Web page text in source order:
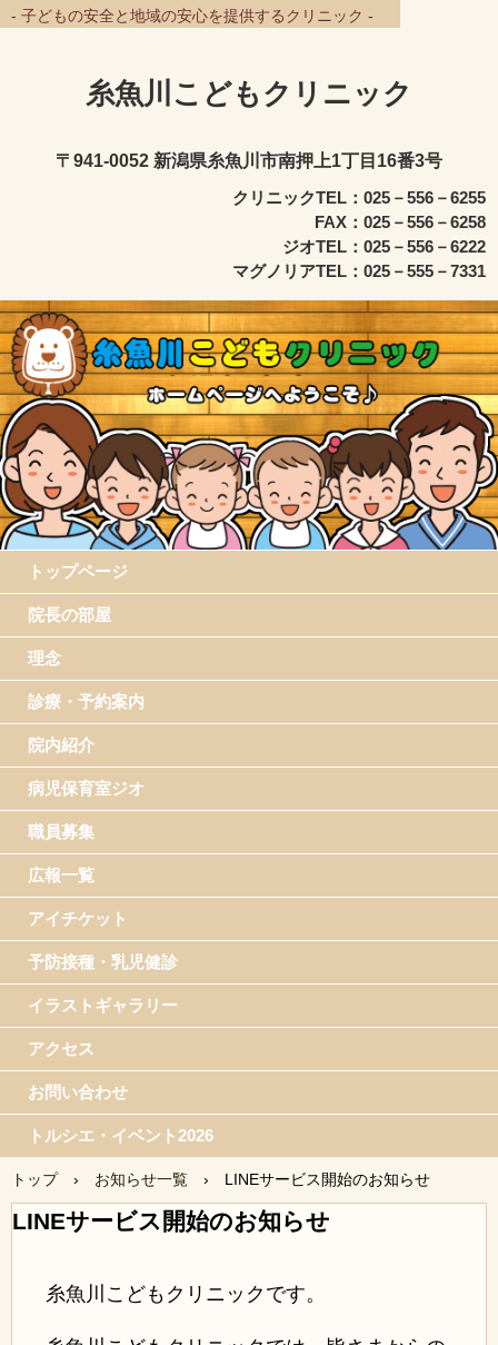
- 子どもの安全と地域の安心を提供するクリニック -
糸魚川こどもクリニック
〒941-0052 新潟県糸魚川市南押上1丁目16番3号
クリニックTEL：025－556－6255
FAX：025－556－6258
ジオTEL：025－556－6222
マグノリアTEL：025－555－7331
トップページ
院長の部屋
理念
診療・予約案内
院内紹介
病児保育室ジオ
職員募集
広報一覧
アイチケット
予防接種・乳児健診
イラストギャラリー
アクセス
お問い合わせ
トルシエ・イベント2026
トップ › お知らせ一覧 › LINEサービス開始のお知らせ
LINEサービス開始のお知らせ
糸魚川こどもクリニックです。